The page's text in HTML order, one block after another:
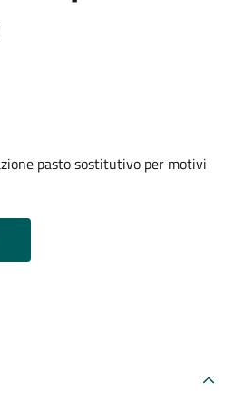
pasto sostitutivo per motivi